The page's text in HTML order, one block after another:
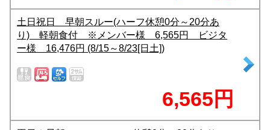
土日祝日 早朝スルー(ハーフ休憩0分～20分あ
り) 軽朝食付 ※メンバー様 6,565円 ビジタ
ー様 16,476円 (8/15～8/23[日土])
6,565円